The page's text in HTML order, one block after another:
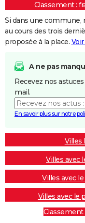
Classement :
Si dans une commune,
au cours des trois
proposée à la place.
A ne pas
Recevez nos
mail.
En savoir plus sur notre
Villes
Villes avec
Villes avec
Villes avec le
Classement